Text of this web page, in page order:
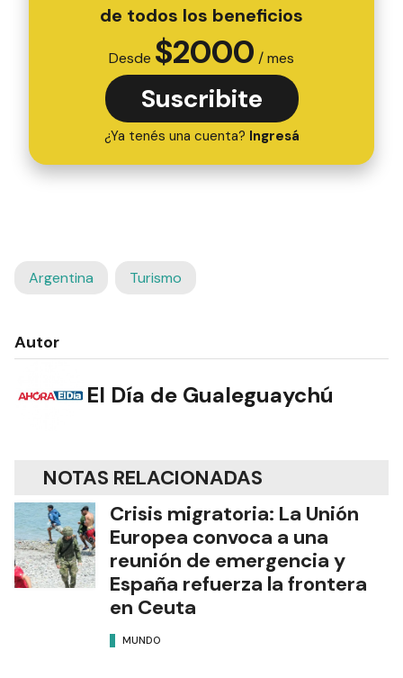
de todos los beneficios
Desde $2000 / mes
Suscribite
¿Ya tenés una cuenta? Ingresá
Argentina Turismo
Autor
El Día de Gualeguaychú
NOTAS RELACIONADAS
Crisis migratoria: La Unión
Europea convoca a una
reunión de emergencia y
España refuerza la frontera
en Ceuta
MUNDO